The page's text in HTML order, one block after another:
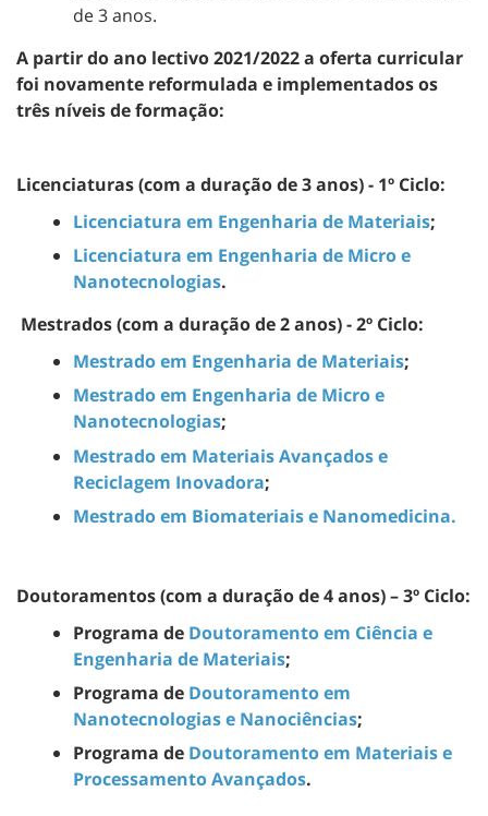
de 3 anos.
A partir do ano lectivo 2021/2022 a oferta curricular
foi novamente reformulada e implementados os
três níveis de formação:
Licenciaturas (com a duração de 3 anos) - 1º Ciclo:
Licenciatura em Engenharia de Materiais;
Licenciatura em Engenharia de Micro e
Nanotecnologias.
Mestrados (com a duração de 2 anos) - 2º Ciclo:
Mestrado em Engenharia de Materiais;
Mestrado em Engenharia de Micro e
Nanotecnologias;
Mestrado em Materiais Avançados e
Reciclagem Inovadora;
Mestrado em Biomateriais e Nanomedicina.
Doutoramentos (com a duração de 4 anos) – 3º Ciclo:
Programa de Doutoramento em Ciência e
Engenharia de Materiais;
Programa de Doutoramento em
Nanotecnologias e Nanociências;
Programa de Doutoramento em Materiais e
Processamento Avançados.